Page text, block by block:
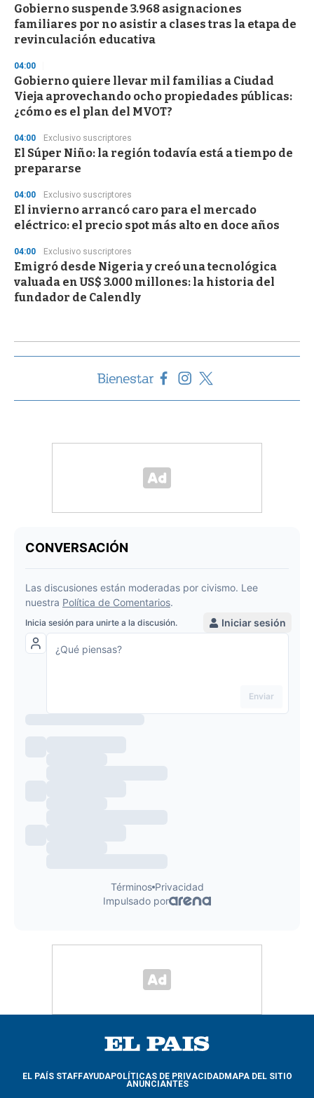
Gobierno suspende 3.968 asignaciones
familiares por no asistir a clases tras la etapa de
revinculación educativa
04:00
Gobierno quiere llevar mil familias a Ciudad
Vieja aprovechando ocho propiedades públicas:
¿cómo es el plan del MVOT?
04:00 Exclusivo suscriptores
El Súper Niño: la región todavía está a tiempo de
prepararse
04:00 Exclusivo suscriptores
El invierno arrancó caro para el mercado
eléctrico: el precio spot más alto en doce años
04:00 Exclusivo suscriptores
Emigró desde Nigeria y creó una tecnológica
valuada en US$ 3.000 millones: la historia del
fundador de Calendly
EL PAÍS STAFFAYUDAPOLÍTICAS DE PRIVACIDADMAPA DEL SITIO
ANUNCIANTES